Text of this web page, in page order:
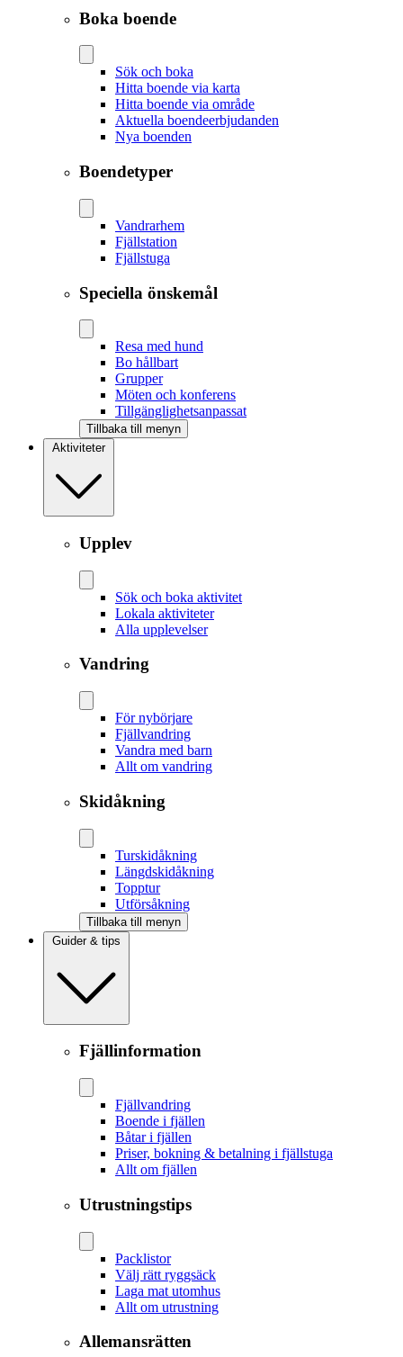
Boka boende
Sök och boka
Hitta boende via karta
Hitta boende via område
Aktuella boendeerbjudanden
Nya boenden
Boendetyper
Vandrarhem
Fjällstation
Fjällstuga
Speciella önskemål
Resa med hund
Bo hållbart
Grupper
Möten och konferens
Tillgänglighetsanpassat
Tillbaka till menyn
Aktiviteter
Upplev
Sök och boka aktivitet
Lokala aktiviteter
Alla upplevelser
Vandring
För nybörjare
Fjällvandring
Vandra med barn
Allt om vandring
Skidåkning
Tur­skidåkning
Längd­skidåkning
Topptur
Utförsåkning
Tillbaka till menyn
Guider & tips
Fjällinformation
Fjällvandring
Boende i fjällen
Båtar i fjällen
Priser, bokning & betalning i fjällstuga
Allt om fjällen
Utrustningstips
Packlistor
Välj rätt ryggsäck
Laga mat utomhus
Allt om utrustning
Allemansrätten